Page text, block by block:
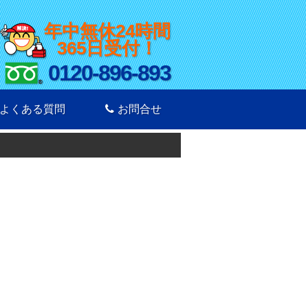
年中無休24時間
365日受付！
0120-896-893
よくある質問 お問合せ